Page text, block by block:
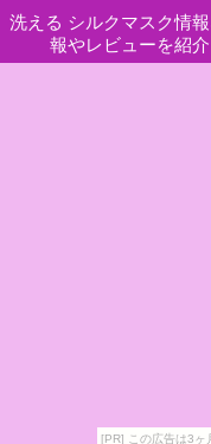
[PR] この広告は3ヶ
洗える シルクマスク情
報やレビューを紹